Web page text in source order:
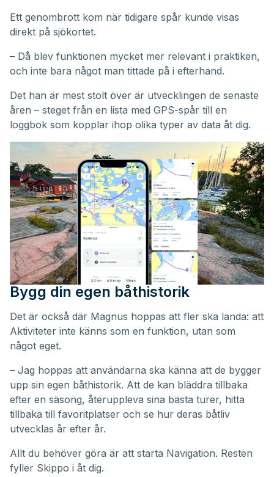
Ett genombrott kom när tidigare spår kunde visas
direkt på sjökortet.
– Då blev funktionen mycket mer relevant i praktiken,
och inte bara något man tittade på i efterhand.
Det han är mest stolt över är utvecklingen de senaste
åren – steget från en lista med GPS-spår till en
loggbok som kopplar ihop olika typer av data åt dig.
Bygg din egen båthistorik
Det är också där Magnus hoppas att fler ska landa: att
Aktiviteter inte känns som en funktion, utan som
något eget.
– Jag hoppas att användarna ska känna att de bygger
upp sin egen båthistorik. Att de kan bläddra tillbaka
efter en säsong, återuppleva sina bästa turer, hitta
tillbaka till favoritplatser och se hur deras båtliv
utvecklas år efter år.
Allt du behöver göra är att starta Navigation. Resten
fyller Skippo i åt dig.